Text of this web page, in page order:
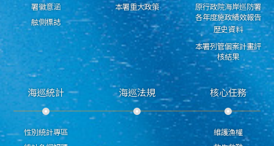
署徽意涵
舷側標誌
本署重大政策
原行政院海岸巡防署
各年度施政績效報告
歷史資料
本署列管個案計畫評
核結果
海巡統計
性別統計專區
海巡法規 核心任務
維護漁權